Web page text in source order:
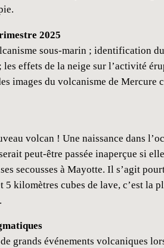
2025
sous-marin ; identification du
effets de la neige sur l’activité
images du volcanisme de Mercure
volcan ! Une naissance dans
peut-être passée inaperçue si
secousses à Mayotte. Il s’agit
5 kilomètres cubes de lave, c’est la
grands événements volcaniques